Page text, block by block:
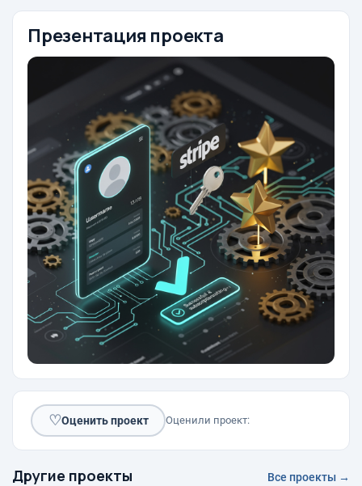
Презентация проекта
♡Оценить проект Оценили проект:
Другие проекты Все проекты →